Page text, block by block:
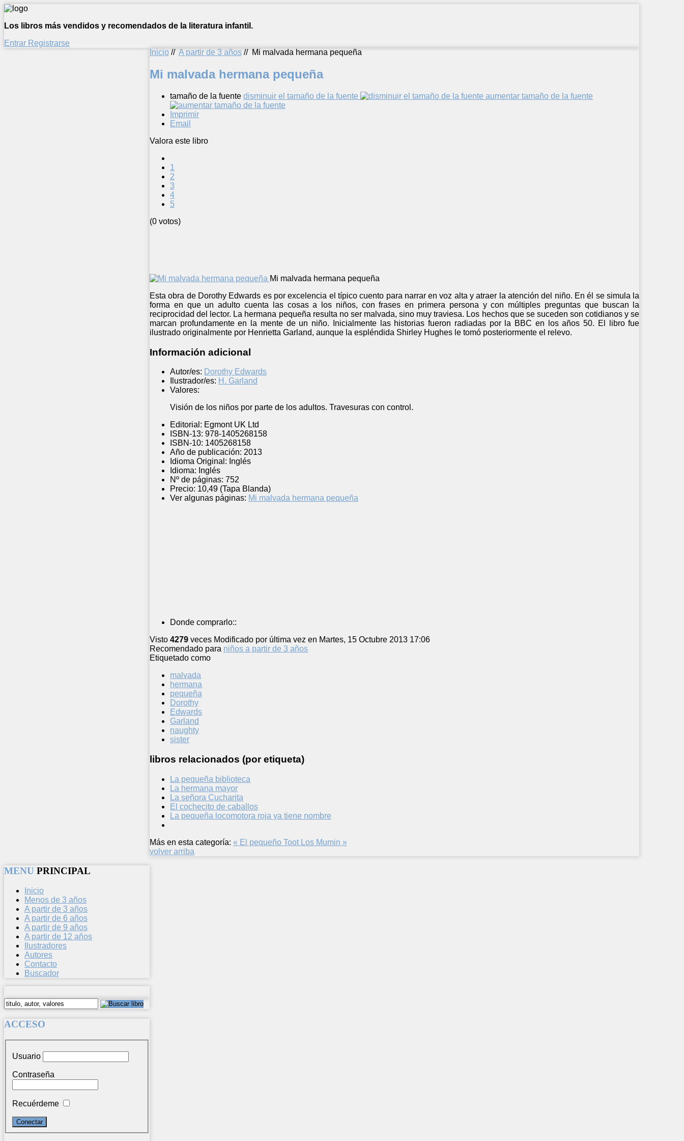
Los libros más vendidos y recomendados de la literatura infantil.
Entrar Registrarse
Inicio // A partir de 3 años // Mi malvada hermana pequeña
Mi malvada hermana pequeña
tamaño de la fuente disminuir el tamaño de la fuente aumentar tamaño de la fuente
Imprimir
Email
Valora este libro
1
2
3
4
5
(0 votos)
Mi malvada hermana pequeña
Esta obra de Dorothy Edwards es por excelencia el típico cuento para narrar en voz alta y atraer la atención del niño. En él se simula la
forma en que un adulto cuenta las cosas a los niños, con frases en primera persona y con múltiples preguntas que buscan la
reciprocidad del lector. La hermana pequeña resulta no ser malvada, sino muy traviesa. Los hechos que se suceden son cotidianos y se
marcan profundamente en la mente de un niño. Inicialmente las historias fueron radiadas por la BBC en los años 50. El libro fue
ilustrado originalmente por Henrietta Garland, aunque la espléndida Shirley Hughes le tomó posteriormente el relevo.
Información adicional
Autor/es: Dorothy Edwards
Ilustrador/es: H. Garland
Valores:
Visión de los niños por parte de los adultos. Travesuras con control.
Editorial: Egmont UK Ltd
ISBN-13: 978-1405268158
ISBN-10: 1405268158
Año de publicación: 2013
Idioma Original: Inglés
Idioma: Inglés
Nº de páginas: 752
Precio: 10,49 (Tapa Blanda)
Ver algunas páginas: Mi malvada hermana pequeña
Donde comprarlo::
Visto 4279 veces Modificado por última vez en Martes, 15 Octubre 2013 17:06
Recomendado para niños a partir de 3 años
Etiquetado como
malvada
hermana
pequeña
Dorothy
Edwards
Garland
naughty
sister
libros relacionados (por etiqueta)
La pequeña biblioteca
La hermana mayor
La señora Cucharita
El cochecito de caballos
La pequeña locomotora roja ya tiene nombre
Más en esta categoría: « El pequeño Toot Los Mumin »
volver arriba
MENU PRINCIPAL
Inicio
Menos de 3 años
A partir de 3 años
A partir de 6 años
A partir de 9 años
A partir de 12 años
Ilustradores
Autores
Contacto
Buscador
ACCESO
Usuario
Contraseña
Recuérdeme